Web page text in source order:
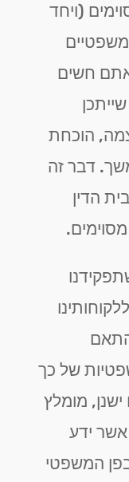
(ויחד
חשים
הוכחת
דבר זה
הדין
של כך
מומלץ
אשר ידע
המשפטי